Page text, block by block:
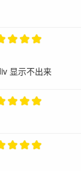
显示不出来